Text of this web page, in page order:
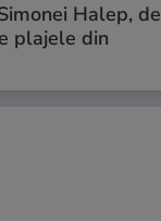
Halep, de
plajele din